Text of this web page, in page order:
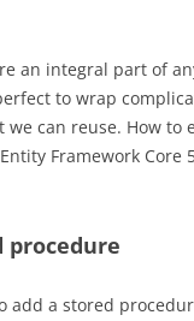
an integral part of
to wrap
can reuse. How to
Framework Core
procedure
add a stored